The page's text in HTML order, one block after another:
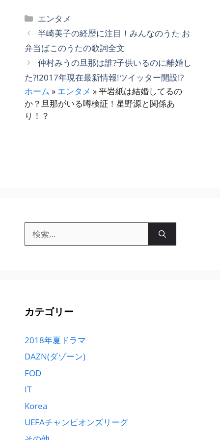
カ
テ
リ
ー
エンタメ
半崎美子の経歴に注目！みんなのうた お
弁当ばこのうたの歌詞全文
仲村みうの旦那は誰?子供いるのに離婚し
た?!2017年現在最新情報!ツイッター開設!?
ホーム » エンタメ »平岩紙は結婚してるの
か？旦那がいる噂検証！星野源と関係あ
り！？
索:
カテゴリー
2018年夏ドラマ
DAZN(ダゾーン)
FOD
IT
Korea
UEFAチャンピオンズリーグ